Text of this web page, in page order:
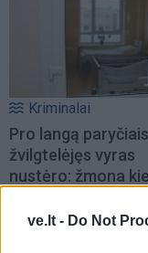
ve.lt - Do Not
Kriminalai
Pro langą paryčiais
žvilgtelėjęs vyras
nustėro: žmona